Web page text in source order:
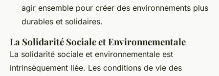
agir ensemble pour créer des environnements plus
durables et solidaires.
La Solidarité Sociale et Environnementale
La solidarité sociale et environnementale est
intrinsèquement liée. Les conditions de vie des